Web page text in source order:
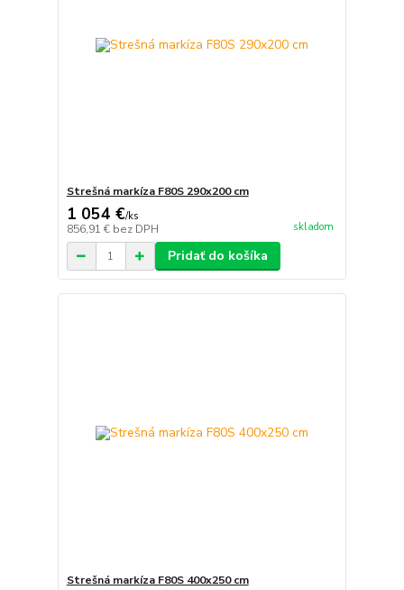
Strešná markíza F80S 290x200 cm
1 054 €/ks
856,91 € bez DPH skladom
Pridať do košíka
Strešná markíza F80S 400x250 cm